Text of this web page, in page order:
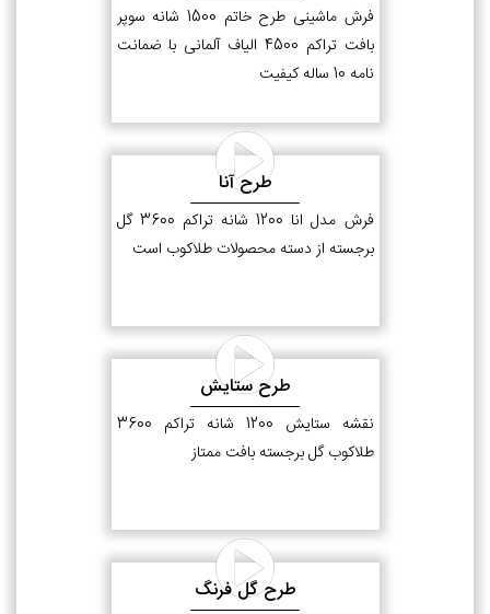
فرش ماشینی طرح خاتم 1500 شانه سوپر
بافت تراکم 4500 الیاف آلمانی با ضمانت
نامه 10 ساله کیفیت
طرح آنا
فرش مدل انا 1200 شانه تراکم 3600 گل
برجسته از دسته محصولات طلاکوب است
طرح ستایش
نقشه ستایش 1200 شانه تراکم 3600
طلاکوب گل برجسته بافت ممتاز
طرح گل فرنگ